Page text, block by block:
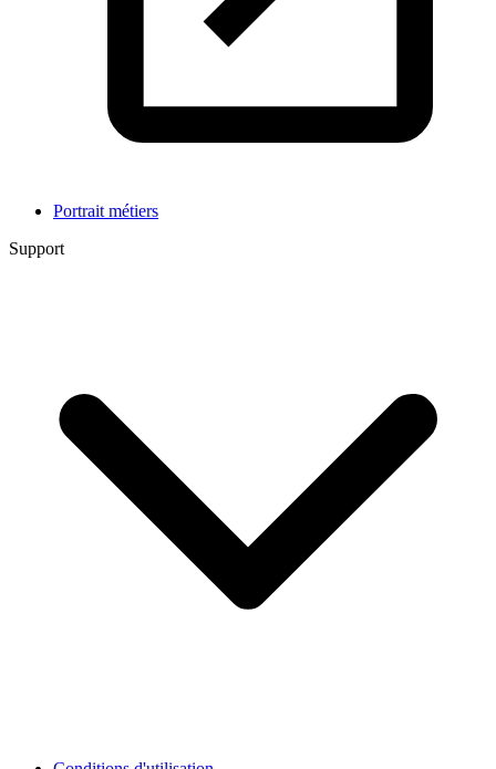
Portrait métiers
Support